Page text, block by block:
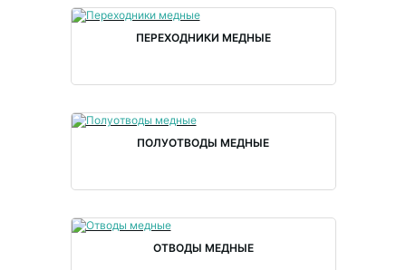
ПЕРЕХОДНИКИ МЕДНЫЕ
ПОЛУОТВОДЫ МЕДНЫЕ
ОТВОДЫ МЕДНЫЕ